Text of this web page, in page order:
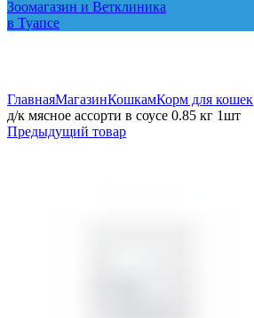
ГлавнаяМагазинКошкамКорм для кошек
д/к мясное ассорти в соусе 0.85 кг 1шт
Предыдущий товар